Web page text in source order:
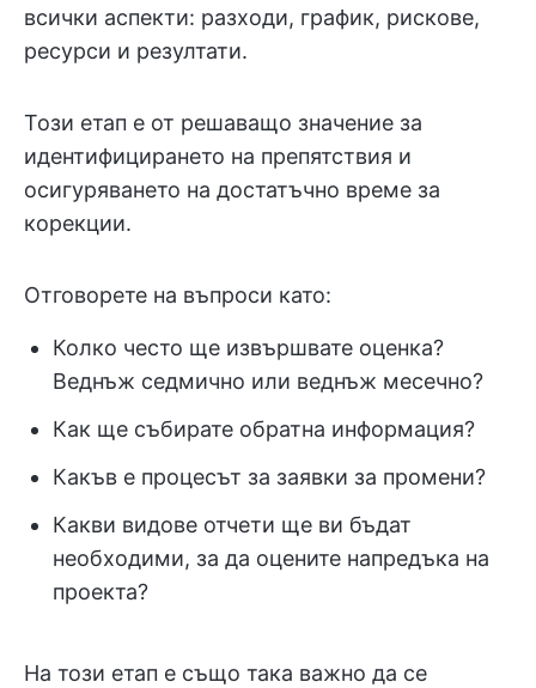
всички аспекти: разходи, график, рискове,
ресурси и резултати.
Този етап е от решаващо значение за
идентифицирането на препятствия и
осигуряването на достатъчно време за
корекции.
Отговорете на въпроси като:
Колко често ще извършвате оценка?
Веднъж седмично или веднъж месечно?
Как ще събирате обратна информация?
Какъв е процесът за заявки за промени?
Какви видове отчети ще ви бъдат
необходими, за да оцените напредъка на
проекта?
На този етап е също така важно да се